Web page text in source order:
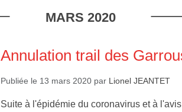
MARS 2020
Annulation trail des
Publiée le 13 mars 2020 par Lionel JEANTET
Suite à l'épidémie du coronavirus et à